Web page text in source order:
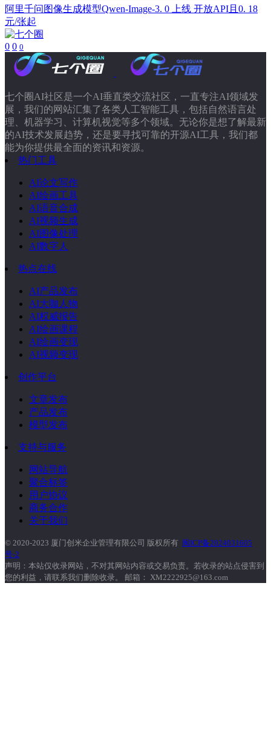
阿里千问图像生成模型Qwen-Image-3. 0 上线 开放API且0. 18
元/张起
0 0 0
七个圈AI社区是一个AI垂直类交流社区，一直专注AI领域发
展，我们的网站汇集了各类人工智能工具，包括自然语言处
理、机器学习、计算机视觉等多个领域。无论你是想了解最新
的AI技术发展趋势，还是要寻找可靠的开源AI工具，我们都
能为你提供最全面的资讯和资源。
热门工具
AI论文写作
AI绘画工具
AI语音合成
AI视频生成
AI图像处理
AI数字人
热点在线
AI产品发布
AI大咖人物
AI权威报告
AI绘画课程
AI绘画变现
AI视频变现
创作平台
文章发布
产品发布
模型发布
支持与服务
网站导航
聚合标签
用户协议
商务合作
关于我们
© 2020-2023 厦门创米企业管理有限公司 版权所有 闽ICP备2024031605
号-2
声明：本站仅收录网站，不对其网站内容或交易负责。若收录的站点侵害到
您的利益，请联系我们删除收录。 邮箱： XM2222925@163.com